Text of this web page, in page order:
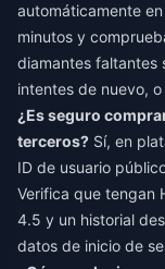
automáticamente
minutos y
diamantes faltantes
intentes de nuevo,
¿Es seguro
terceros? Sí, en
ID de usuario
Verifica que tengan
4.5 y un historial
datos de inicio de